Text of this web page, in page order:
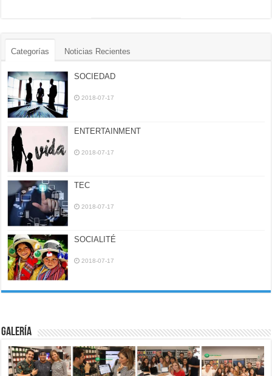
Categorías Noticias Recientes
SOCIEDAD
2018-07-17
ENTERTAINMENT
2018-07-17
TEC
2018-07-17
SOCIALITÉ
2018-07-17
Galería